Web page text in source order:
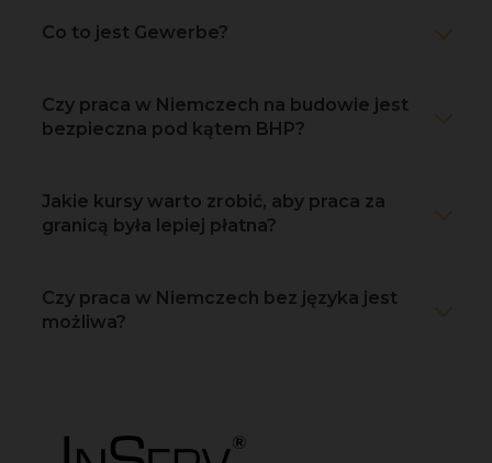
Co to jest Gewerbe?
Czy praca w Niemczech na budowie jest
bezpieczna pod kątem BHP?
Jakie kursy warto zrobić, aby praca za
granicą była lepiej płatna?
Czy praca w Niemczech bez języka jest
możliwa?